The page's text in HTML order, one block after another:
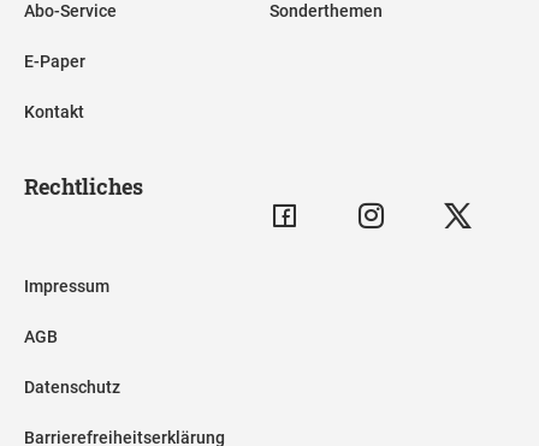
Abo-Service
E-Paper
Kontakt
Sonderthemen
Rechtliches
Impressum
AGB
Datenschutz
Barrierefreiheitserklärung